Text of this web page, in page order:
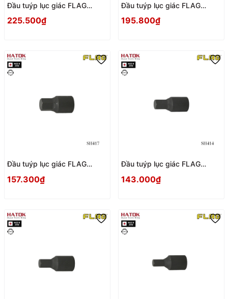
Đầu tuýp lục giác FLAG
225.500₫
Đầu tuýp lục giác FLAG
195.800₫
Đầu tuýp lục giác FLAG
157.300₫
Đầu tuýp lục giác FLAG
143.000₫